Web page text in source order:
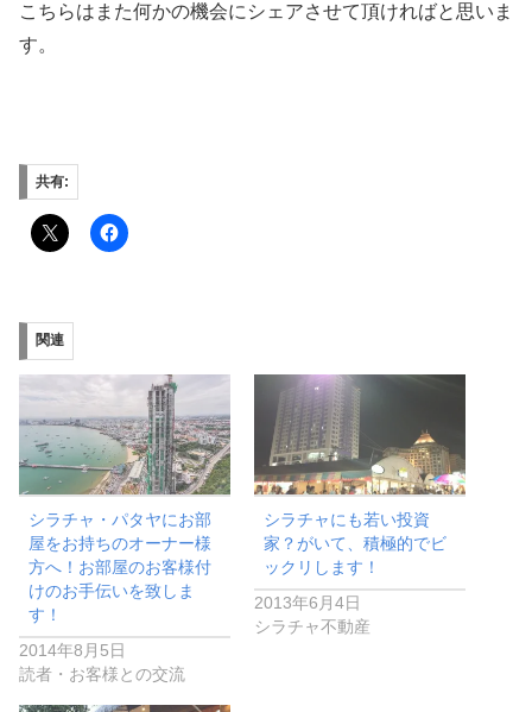
こちらはまた何かの機会にシェアさせて頂ければと思いま
す。
共有:
関連
シラチャ・パタヤにお部
屋をお持ちのオーナー様
方へ！お部屋のお客様付
けのお手伝いを致しま
す！
2014年8月5日
読者・お客様との交流
シラチャにも若い投資
家？がいて、積極的でビ
ックリします！
2013年6月4日
シラチャ不動産